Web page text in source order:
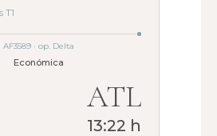
T1
AF3589 · op. Delta
Económica
ATL
13:22 h